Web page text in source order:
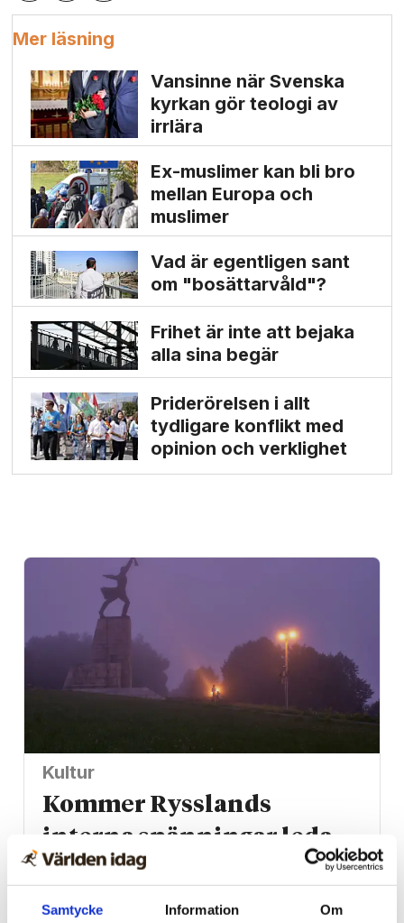
Samtycke Information Om
Mer läsning
Vansinne när Svenska
kyrkan gör teologi av
irrlära
Ex-muslimer kan bli bro
mellan Europa och
muslimer
Vad är egentligen sant
om "bosättarvåld"?
Frihet är inte att bejaka
alla sina begär
Priderörelsen i allt
tydligare konflikt med
opinion och verklighet
Kultur
Kommer Rysslands
interna spänningar leda
till splittring?